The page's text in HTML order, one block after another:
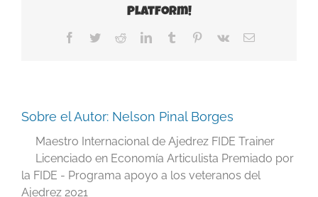
Platform!
Facebook
TwitterRedditLinkedInTumblr Pinterest
Vk
Correo
Sobre el Autor: Nelson Pinal Borges
Maestro Internacional de Ajedrez FIDE Trainer
Licenciado en Economía Articulista Premiado por
la FIDE - Programa apoyo a los veteranos del
Ajedrez 2021